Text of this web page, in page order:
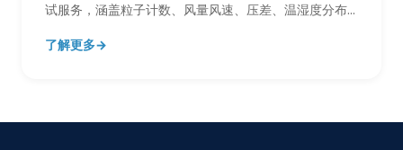
试服务，涵盖粒子计数、风量风速、压差、温湿度分布
了解更多→